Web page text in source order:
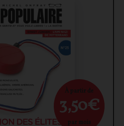
À partir de
3,50€
par mois